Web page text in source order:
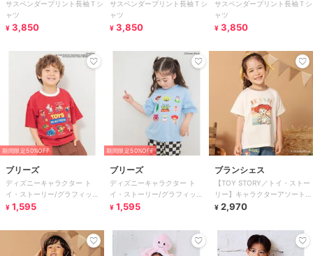
ッツ
サスペンダープリント長袖Ｔシ
ャツ
¥ 3,850
ッツ
サスペンダープリント長袖Ｔシ
ャツ
¥ 3,850
ッツ
サスペンダープリント長袖Ｔシ
ャツ
¥ 3,850
期間限定50%OFF
ブリーズ
ディズニーキャラクター ト
イ・ストーリー/グラフィックT
シャツ
¥ 1,595
期間限定50%OFF
ブリーズ
ディズニーキャラクター ト
イ・ストーリー/グラフィックT
シャツ
¥ 1,595
ブランシェス
【TOY STORY／トイ・ストー
リー】キャラクターアソートT
シャツ
¥ 2,970